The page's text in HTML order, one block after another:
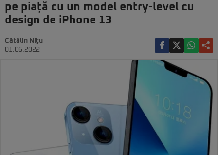
pe piață cu un model entry-level cu
design de iPhone 13
Cătălin Niţu
01.06.2022